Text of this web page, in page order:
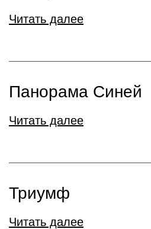
Читать далее
Панорама Синей
Читать далее
Триумф
Читать далее